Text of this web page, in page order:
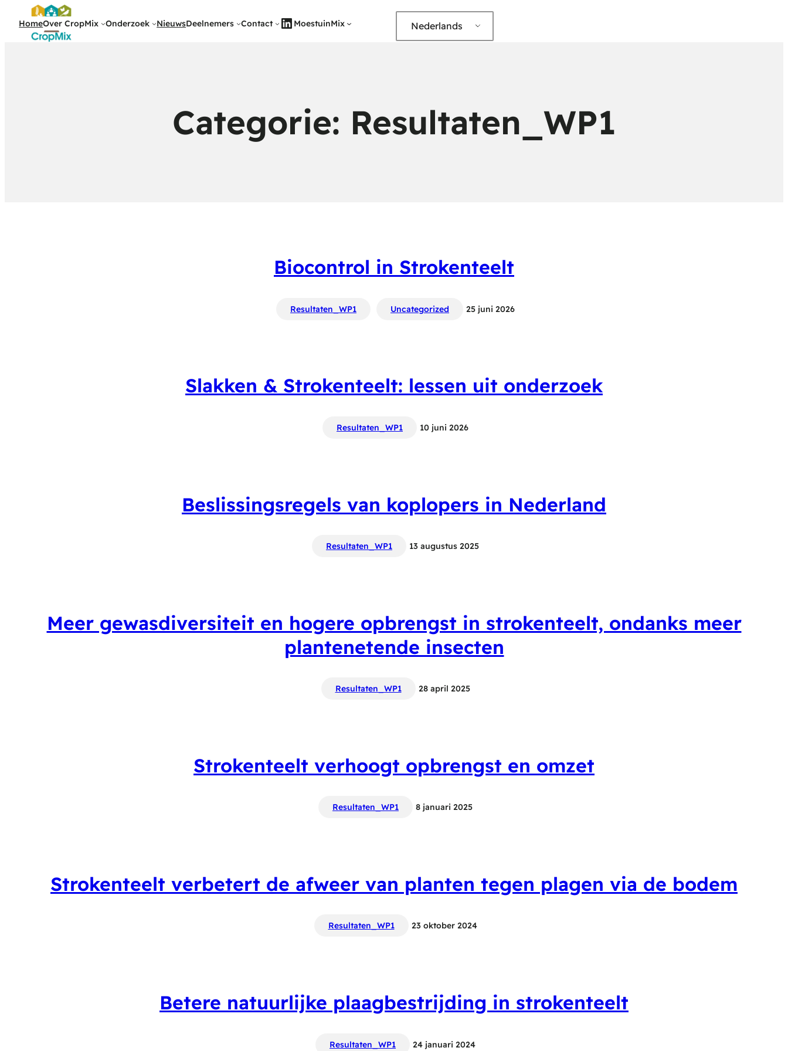
HomeOver CropMix Onderzoek NieuwsDeelnemers Contact LinkedIn MoestuinMix Nederlands
Categorie: Resultaten_WP1
Biocontrol in Strokenteelt
Resultaten_WP1 Uncategorized 25 juni 2026
Slakken & Strokenteelt: lessen uit onderzoek
Resultaten_WP1 10 juni 2026
Beslissingsregels van koplopers in Nederland
Resultaten_WP1 13 augustus 2025
Meer gewasdiversiteit en hogere opbrengst in strokenteelt, ondanks meer
plantenetende insecten
Resultaten_WP1 28 april 2025
Strokenteelt verhoogt opbrengst en omzet
Resultaten_WP1 8 januari 2025
Strokenteelt verbetert de afweer van planten tegen plagen via de bodem
Resultaten_WP1 23 oktober 2024
Betere natuurlijke plaagbestrijding in strokenteelt
Resultaten_WP1 24 januari 2024